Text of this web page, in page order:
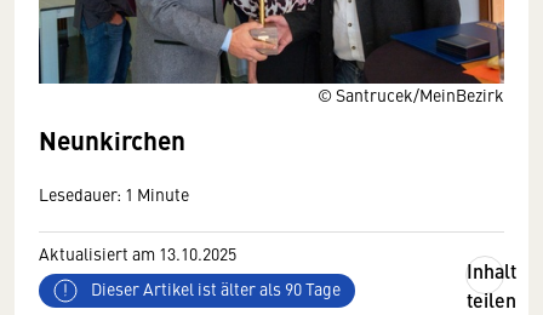
© Santrucek/MeinBezirk
Neunkirchen
Lesedauer: 1 Minute
Aktualisiert am 13.10.2025
Dieser Artikel ist älter als 90 Tage
Inhalt
teilen